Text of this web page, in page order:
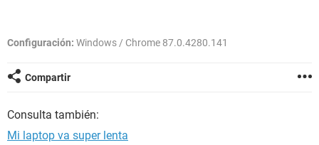
Configuración: Windows / Chrome 87.0.4280.141
Compartir
Consulta también:
Mi laptop va super lenta